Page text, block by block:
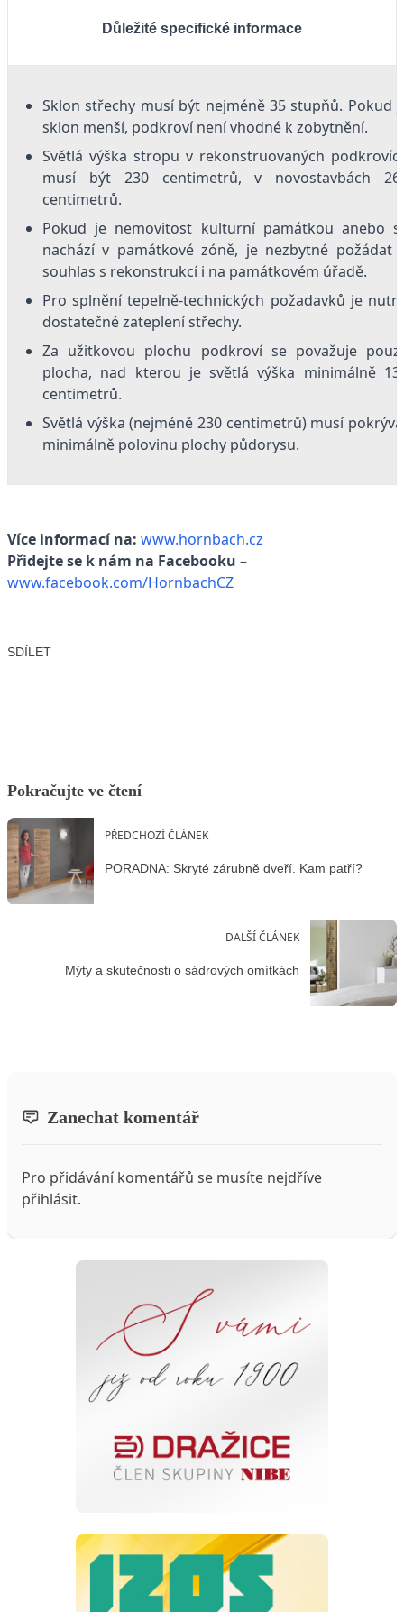
Důležité specifické informace
Sklon střechy musí být nejméně 35 stupňů. Pokud
sklon menší, podkroví není vhodné k zobytnění.
Světlá výška stropu v rekonstruovaných
musí být 230 centimetrů, v novostavbách
centimetrů.
Pokud je nemovitost kulturní památkou anebo
nachází v památkové zóně, je nezbytné požádat
souhlas s rekonstrukcí i na památkovém úřadě.
Pro splnění tepelně-technických požadavků je
dostatečné zateplení střechy.
Za užitkovou plochu podkroví se považuje
plocha, nad kterou je světlá výška minimálně
centimetrů.
Světlá výška (nejméně 230 centimetrů) musí
minimálně polovinu plochy půdorysu.
Více informací na: www.hornbach.cz
Přidejte se k nám na Facebooku –
www.facebook.com/HornbachCZ
SDÍLET
Pokračujte ve čtení
PŘEDCHOZÍ ČLÁNEK
PORADNA: Skryté zárubně dveří. Kam patří?
DALŠÍ ČLÁNEK
Mýty a skutečnosti o sádrových omítkách
Zanechat komentář
Pro přidávání komentářů se musíte nejdříve
přihlásit.